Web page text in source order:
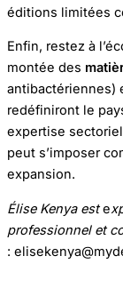
éditions limitées
Enfin, restez à
montée des
antibactériennes)
redéfiniront le
expertise
peut s’imposer
expansion.
Élise Kenya est e
professionnel et
: